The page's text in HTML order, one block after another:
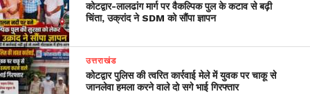
​कोटद्वार-लालढांग मार्ग पर वैकल्पिक पुल के कटाव से बढ़ी
चिंता, उक्रांद ने SDM को सौंपा ज्ञापन
उत्तराखंड
कोटद्वार पुलिस की त्वरित कार्रवाई मेले में युवक पर चाकू से
जानलेवा हमला करने वाले दो सगे भाई गिरफ्तार